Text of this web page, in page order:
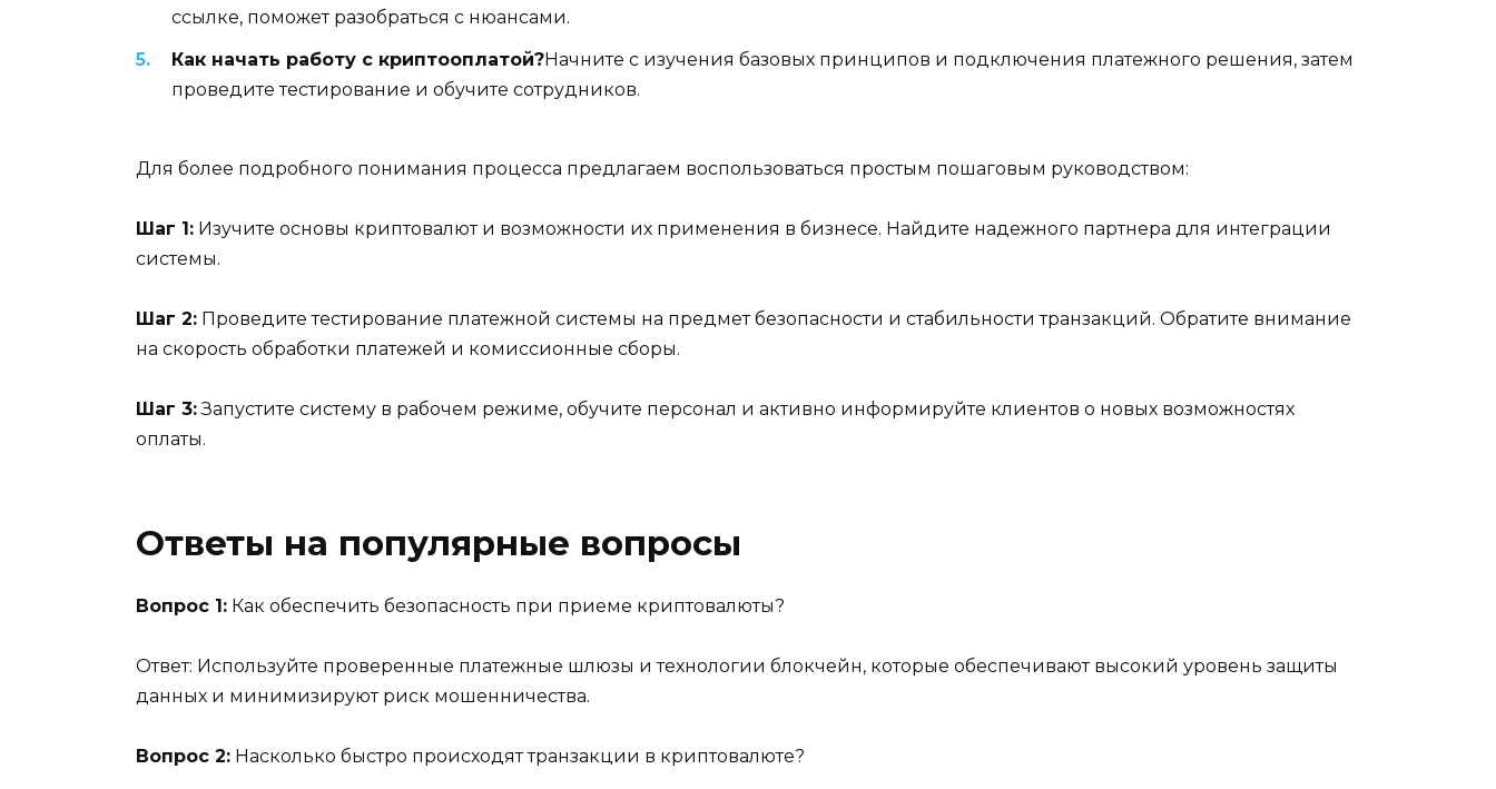
ссылке, поможет разобраться с нюансами.
Как начать работу с криптооплатой?Начните с изучения базовых принципов и подключения платежного решения, затем
проведите тестирование и обучите сотрудников.
Для более подробного понимания процесса предлагаем воспользоваться простым пошаговым руководством:
Шаг 1: Изучите основы криптовалют и возможности их применения в бизнесе. Найдите надежного партнера для интеграции
системы.
Шаг 2: Проведите тестирование платежной системы на предмет безопасности и стабильности транзакций. Обратите внимание
на скорость обработки платежей и комиссионные сборы.
Шаг 3:Запустите систему в рабочем режиме, обучите персонал и активно информируйте клиентов о новых возможностях
оплаты.
Ответы на популярные вопросы
Вопрос 1: Как обеспечить безопасность при приеме криптовалюты?
Ответ: Используйте проверенные платежные шлюзы и технологии блокчейн, которые обеспечивают высокий уровень защиты
данных и минимизируют риск мошенничества.
Вопрос 2: Насколько быстро происходят транзакции в криптовалюте?